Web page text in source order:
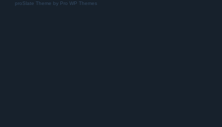
proSlate Theme by Pro WP Themes